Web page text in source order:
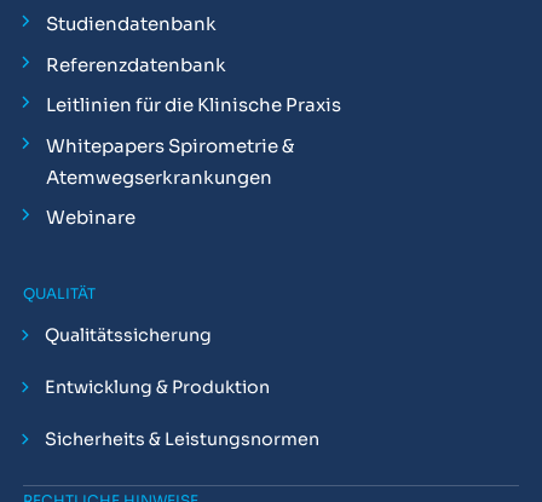
Studiendatenbank
Referenzdatenbank
Leitlinien für die Klinische Praxis
Whitepapers Spirometrie &
Atemwegserkrankungen
Webinare
QUALITÄT
Qualitätssicherung
Entwicklung & Produktion
Sicherheits & Leistungsnormen